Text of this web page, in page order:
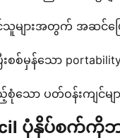
ျားအတွက် အဆင်ပြေ
ြီးစစ်မှန်သော
စုံသော ပတ်ဝန်းကျင်မျ
ပုံနှိပ်စ